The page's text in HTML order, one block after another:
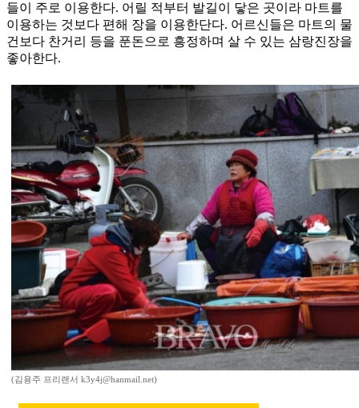
들이 주로 이용한다. 어릴 적부터 발길이 닿은 곳이라 마트를
이용하는 것보다 편해 장을 이용한단다. 어르신들은 마트의 물
건보다 찬거리 등을 푼돈으로 흥정하며 살 수 있는 삼랑진장을
좋아한다.
(김용주 프리랜서 k3y4j@hanmail.net)